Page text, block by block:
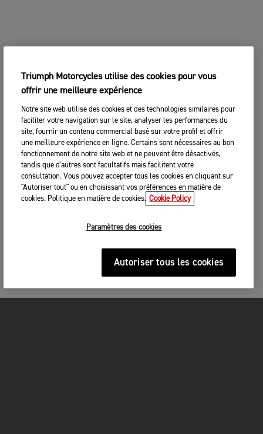
Triumph Motorcycles utilise des cookies pour vous
offrir une meilleure expérience
Notre site web utilise des cookies et des technologies similaires pour
faciliter votre navigation sur le site, analyser les performances du
site, fournir un contenu commercial basé sur votre profil et offrir
une meilleure expérience en ligne. Certains sont nécessaires au bon
fonctionnement de notre site web et ne peuvent être désactivés,
tandis que d'autres sont facultatifs mais facilitent votre
consultation. Vous pouvez accepter tous les cookies en cliquant sur
"Autoriser tout" ou en choisissant vos préférences en matière de
cookies. Politique en matière de cookies. Cookie Policy
Paramètres des cookies
Autoriser tous les cookies